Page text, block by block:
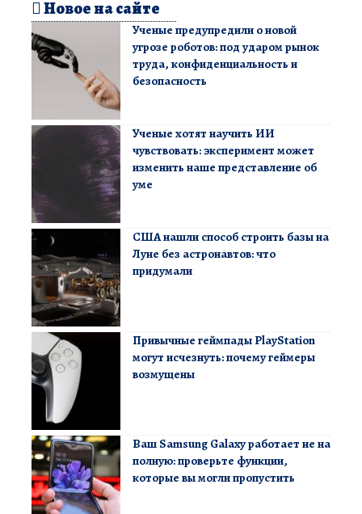
Новое на сайте
Ученые предупредили о новой
угрозе роботов: под ударом рынок
труда, конфиденциальность и
безопасность
Ученые хотят научить ИИ
чувствовать: эксперимент может
изменить наше представление об
уме
США нашли способ строить базы на
Луне без астронавтов: что
придумали
Привычные геймпады PlayStation
могут исчезнуть: почему геймеры
возмущены
Ваш Samsung Galaxy работает не на
полную: проверьте функции,
которые вы могли пропустить